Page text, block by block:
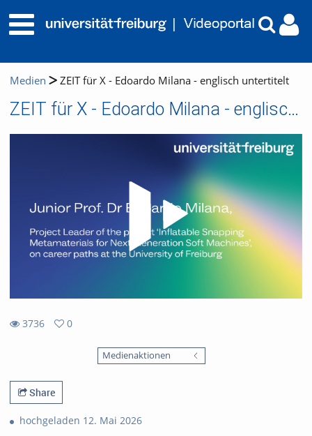
Medien ZEIT für X - Edoardo Milana - englisch untertitelt
ZEIT für X - Edoardo Milana - englisch untertitelt
3736
0
Medienaktionen
Share
hochgeladen 12. Mai 2026